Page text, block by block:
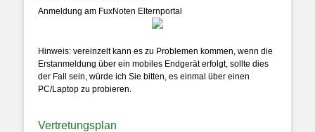
Anmeldung am FuxNoten Elternportal
Hinweis: vereinzelt kann es zu Problemen kommen, wenn die
Erstanmeldung über ein mobiles Endgerät erfolgt, sollte dies
der Fall sein, würde ich Sie bitten, es einmal über einen
PC/Laptop zu probieren.
Vertretungsplan